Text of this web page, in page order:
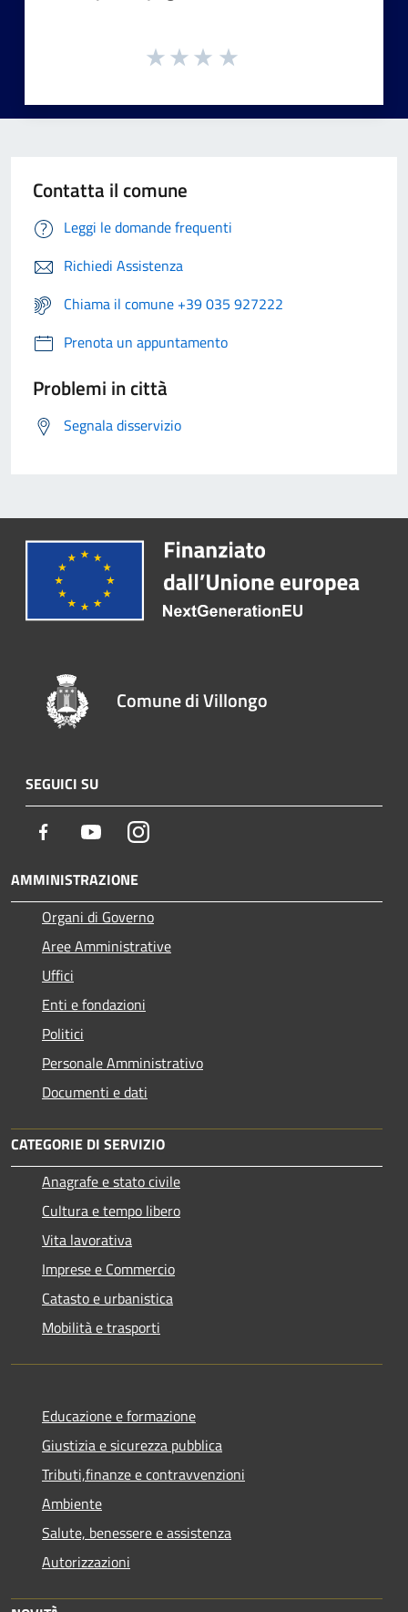
Contatta il comune
Leggi le domande frequenti
Richiedi Assistenza
Chiama il comune +39 035 927222
Prenota un appuntamento
Problemi in città
Segnala disservizio
Comune di Villongo
SEGUICI SU
Facebook YoutubeInstagram
AMMINISTRAZIONE
Organi di Governo
Aree Amministrative
Uffici
Enti e fondazioni
Politici
Personale Amministrativo
Documenti e dati
CATEGORIE DI SERVIZIO
Anagrafe e stato civile
Cultura e tempo libero
Vita lavorativa
Imprese e Commercio
Catasto e urbanistica
Mobilità e trasporti
Educazione e formazione
Giustizia e sicurezza pubblica
Tributi,finanze e contravvenzioni
Ambiente
Salute, benessere e assistenza
Autorizzazioni